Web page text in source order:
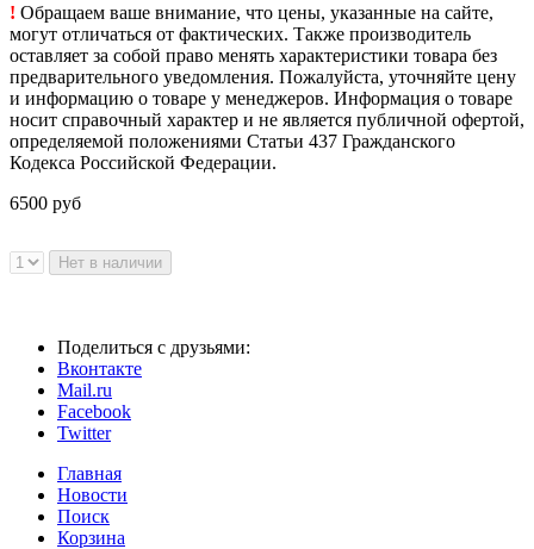
! Обращаем ваше внимание, что цены, указанные на сайте,
могут отличаться от фактических. Также производитель
оставляет за собой право менять характеристики товара без
предварительного уведомления. Пожалуйста, уточняйте цену
и информацию о товаре у менеджеров. Информация о товаре
носит справочный характер и не является публичной офертой,
определяемой положениями Статьи 437 Гражданского
Кодекса Российской Федерации.
6500 руб
Поделиться с друзьями:
Вконтакте
Mail.ru
Facebook
Twitter
Главная
Новости
Поиск
Корзина